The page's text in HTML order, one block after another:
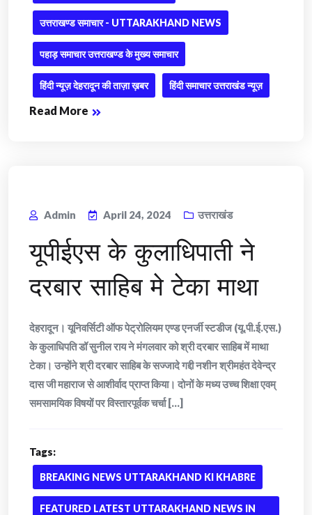
उत्तराखण्ड समाचार - UTTARAKHAND NEWS
पहाड़ समाचार उत्तराखण्ड के मुख्य समाचार
हिंदी न्यूज़ देहरादून की ताज़ा ख़बर हिंदी समाचार उत्तराखंड न्यूज़
Read More
Admin April 24, 2024 उत्तराखंड
यूपीईएस के कुलाधिपाती ने
दरबार साहिब मे टेका माथा
देहरादून। यूनिवर्सिटी ऑफ पेट्रोलियम एण्ड एनर्जी स्टडीज (यू.पी.ई.एस.)
के कुलाधिपति डॉ सुनील राय ने मंगलवार को श्री दरबार साहिब में माथा
टेका। उन्होंने श्री दरबार साहिब के सज्जादे गद्दी नशीन श्रीमहंत देवेन्द्र
दास जी महाराज से आशीर्वाद प्राप्त किया। दोनों के मध्य उच्च शिक्षा एवम्
समसामयिक विषयों पर विस्तारपूर्वक चर्चा [...]
Tags:
BREAKING NEWS UTTARAKHAND KI KHABRE
FEATURED LATEST UTTARAKHAND NEWS IN